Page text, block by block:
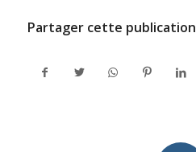
Partager cette publication